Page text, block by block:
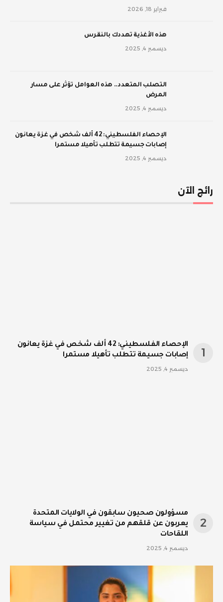
فبراير 18, 2026
‫هذه الأغذية تهددك بالنقرس
ديسمبر 4, 2025
‫التصلب المتعدد.. هذه العوامل تؤثر على مسار
المرض
ديسمبر 4, 2025
الإحصاء الفلسطيني: 42 ألف شخص في غزة يعانون
إصابات جسيمة تتطلب تأهيلا مستمرا
ديسمبر 4, 2025
رائج الآن
الإحصاء الفلسطيني: 42 ألف شخص في غزة يعانون
إصابات جسيمة تتطلب تأهيلا مستمرا
ديسمبر 4, 2025
مسؤولون صحيون سابقون في الولايات المتحدة
يعربون عن قلقهم من تغيير محتمل في سياسة
اللقاحات
ديسمبر 4, 2025